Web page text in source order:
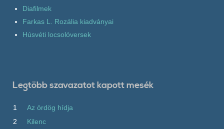
Diafilmek
Farkas L. Rozália kiadványai
Húsvéti locsolóversek
Legtöbb szavazatot kapott mesék
1
Az ördög hídja
2
Kilenc